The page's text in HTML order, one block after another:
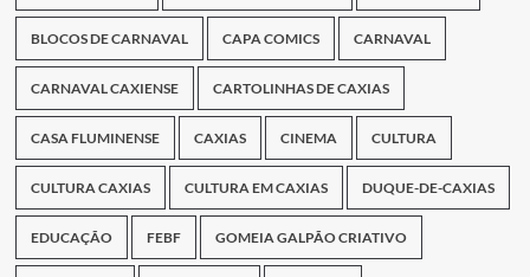
BLOCOS DE CARNAVAL CAPA COMICS CARNAVAL
CARNAVAL CAXIENSE CARTOLINHAS DE CAXIAS
CASA FLUMINENSE CAXIAS CINEMA CULTURA
CULTURA CAXIAS CULTURA EM CAXIAS DUQUE-DE-CAXIAS
EDUCAÇÃO FEBF GOMEIA GALPÃO CRIATIVO